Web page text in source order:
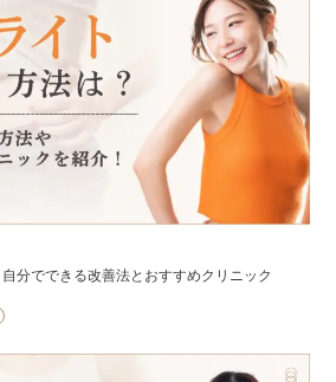
分でできる改善法とおすすめクリニック